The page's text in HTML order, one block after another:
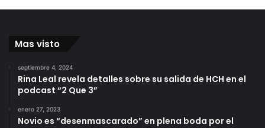
Mas visto
septiembre 4, 2024
Rina Leal revela detalles sobre su salida de HCH en el
podcast “2 Que 3”
enero 27, 2023
Novio es “desenmascarado” en plena boda por el